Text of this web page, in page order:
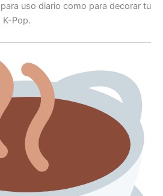
uso diario como para decorar tu
Pop.